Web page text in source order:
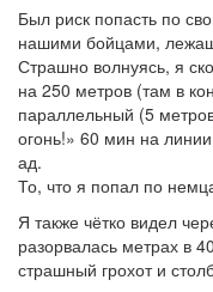
Был риск попасть по
нашими бойцами,
Страшно волнуясь, я
на 250 метров (там в
параллельный (5
огонь!» 60 мин на
ад.
То, что я попал по
Я также чётко видел
разорвалась метрах в
страшный грохот и